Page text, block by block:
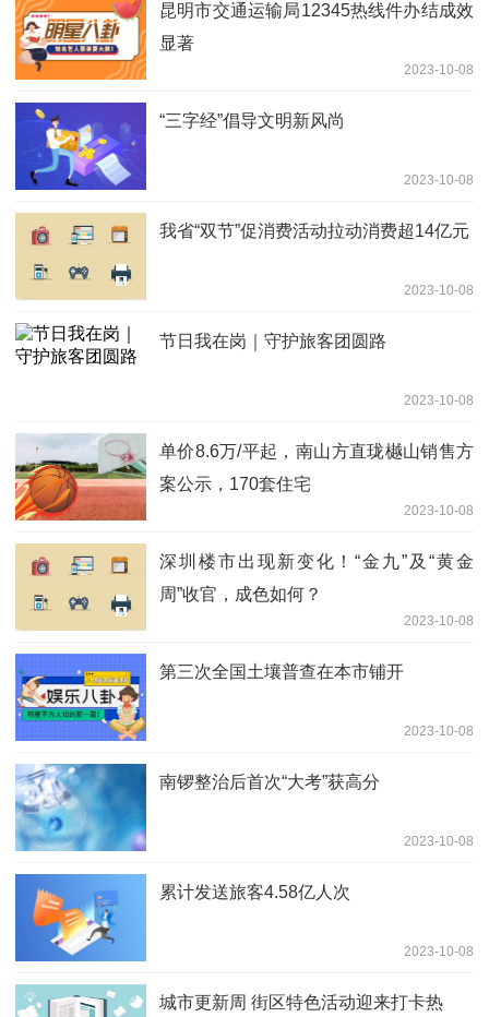
昆明市交通运输局12345热线件办结成效
显著
2023-10-08
“三字经”倡导文明新风尚
2023-10-08
我省“双节”促消费活动拉动消费超14亿元
2023-10-08
节日我在岗｜守护旅客团圆路
2023-10-08
单价8.6万/平起，南山方直珑樾山销售方
案公示，170套住宅
2023-10-08
深圳楼市出现新变化！“金九”及“黄金
周”收官，成色如何？
2023-10-08
第三次全国土壤普查在本市铺开
2023-10-08
南锣整治后首次“大考”获高分
2023-10-08
累计发送旅客4.58亿人次
2023-10-08
城市更新周 街区特色活动迎来打卡热